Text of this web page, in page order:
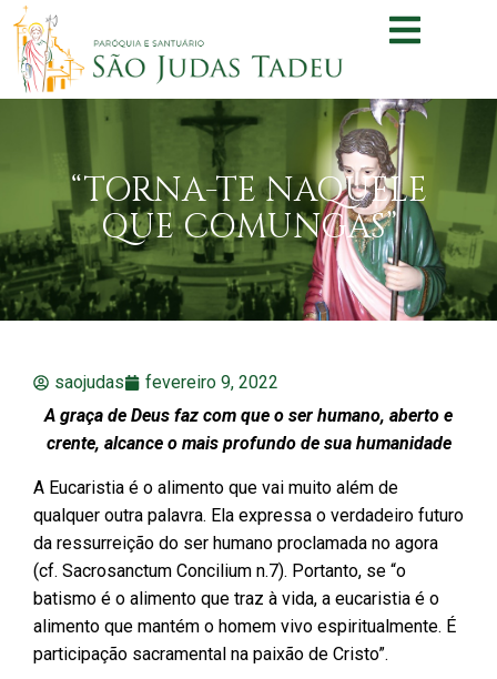
“TORNA-TE NAQUELE
QUE COMUNGAS”
saojudas
fevereiro 9, 2022
A graça de Deus faz com que o ser humano, aberto e
crente, alcance o mais profundo de sua humanidade
A Eucaristia é o alimento que vai muito além de
qualquer outra palavra. Ela expressa o verdadeiro futuro
da ressurreição do ser humano proclamada no agora
(cf. Sacrosanctum Concilium n.7). Portanto, se “o
batismo é o alimento que traz à vida, a eucaristia é o
alimento que mantém o homem vivo espiritualmente. É
participação sacramental na paixão de Cristo”.